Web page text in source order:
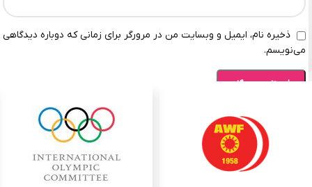
ذخیره نام، ایمیل و وبسایت من در مرورگر برای زمانی که دوباره دیدگاهی
می‌نویسم.